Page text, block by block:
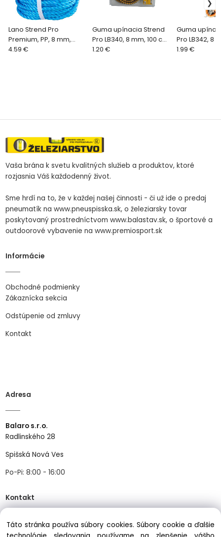
Lano Strend Pro
Premium, PP, 8 mm,
stáčané, modré, L-20 m
4.59 €
Guma upínacia Strend
Pro LB340, 8 mm, 100 cm,
s oceľovými háčikmi
1.20 €
Guma
Pro LB342, 8
cm, s
1.99 €
Vaša brána k svetu kvalitných služieb a produktov, ktoré
rozjasnia Váš každodenný život.
Sme hrdí na to, že v každej našej činnosti - či už ide o predaj
pneumatík na www.pneuspisska.sk, o železiarsky tovar
poskytovaný prostredníctvom www.balastav.sk, o športové a
outdoorové vybavenie na www.premiosport.sk
Informácie
Obchodné podmienky
Zákaznícka sekcia
Odstúpenie od zmluvy
Kontakt
Adresa
Balaro s.r.o.
Radlinského 28
Spišská Nová Ves
Po-Pi: 8:00 - 16:00
Kontakt
Tel:+421534466489
Táto stránka používa súbory cookies. Súbory cookie a ďalšie